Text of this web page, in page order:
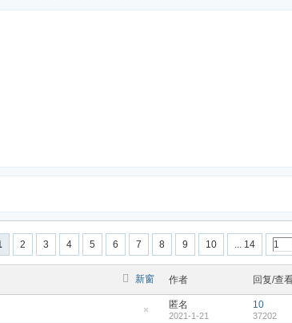
2 3 4 5 6 7 8 9 10 ... 14
新窗 作者 回复/查
匿名
2021-1-21
10
37202